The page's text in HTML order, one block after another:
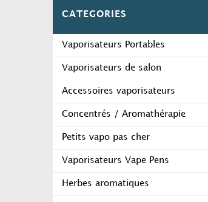
CATEGORIES
Vaporisateurs Portables
Vaporisateurs de salon
Accessoires vaporisateurs
Concentrés / Aromathérapie
Petits vapo pas cher
Vaporisateurs Vape Pens
Herbes aromatiques